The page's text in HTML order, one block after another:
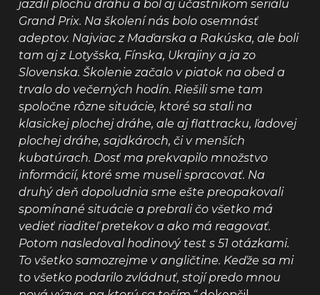
jazdil plochú dráhu a bol aj účastníkom seriálu
Grand Prix. Na školení nás bolo osemnásť
adeptov. Najviac z Maďarska a Rakúska, ale boli
tam aj z Lotyšska, Fínska, Ukrajiny a ja zo
Slovenska. Školenie začalo v piatok na obed a
trvalo do večerných hodín. Riešili sme tam
spoločne rôzne situácie, ktoré sa stali na
klasickej plochej dráhe, ale aj flattracku, ľadovej
plochej dráhe, sajdkároch, či v menších
kubatúrach. Dosť ma prekvapilo množstvo
informácií, ktoré sme museli spracovať. Na
druhý deň dopoludnia sme ešte preopakovali
spomínané situácie a prebrali čo všetko má
vedieť riaditeľ pretekov a ako má reagovať.
Potom nasledoval hodinový test s 51 otázkami.
To všetko samozrejme v angličtine. Keďže sa mi
to všetko podarilo zvládnuť, stojí predo mnou